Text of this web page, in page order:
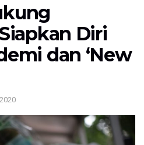
Diri
dan ‘New